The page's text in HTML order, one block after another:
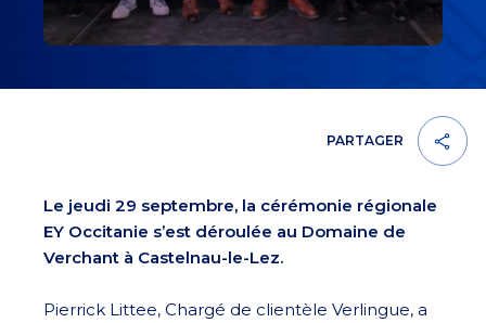
PARTAGER
Le jeudi 29 septembre, la cérémonie régionale
EY Occitanie s’est déroulée au Domaine de
Verchant à Castelnau-le-Lez.
Pierrick Littee, Chargé de clientèle Verlingue, a